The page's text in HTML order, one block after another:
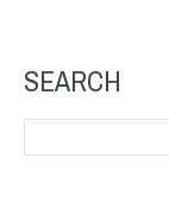
SEARCH